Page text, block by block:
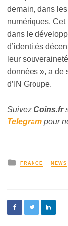
demain, dans
numériques. Cet
dans le
d’identités
leur
données », a de
d’IN Groupe.
Suivez Coins.fr
Telegram pour
FRANCE NEWS